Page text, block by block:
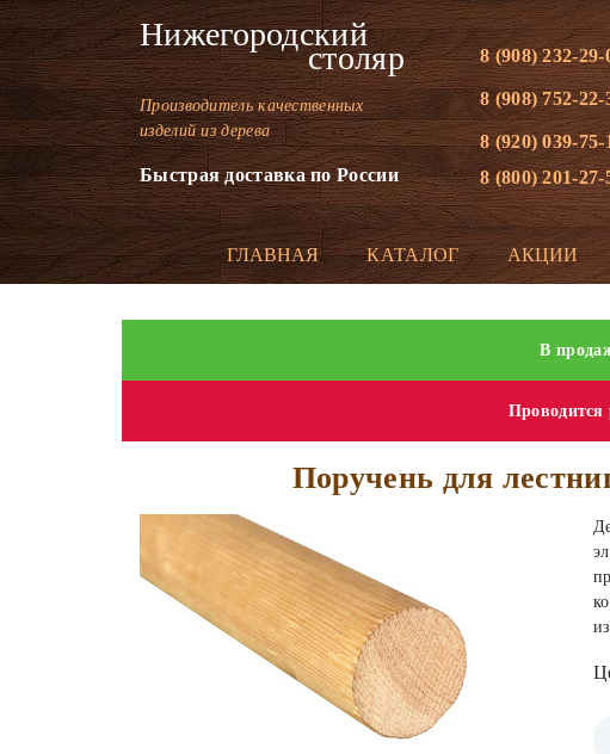
Нижегородский
столяр
Производитель качественных
изделий из дерева
Быстрая доставка по России
8 (908) 232-29-
8 (908) 752-22-
8 (920) 039-75-
8 (800) 201-27-
ГЛАВНАЯ КАТАЛОГ АКЦИИ
В
Проводится
Поручень для